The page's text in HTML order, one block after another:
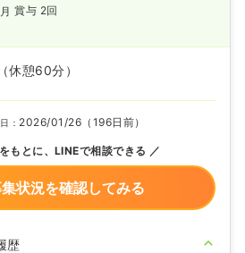
賞与 2回
（休憩60分）
： 2026/01/26（196日前）
もとに、LINEで相談できる
状況を確認してみる
歴